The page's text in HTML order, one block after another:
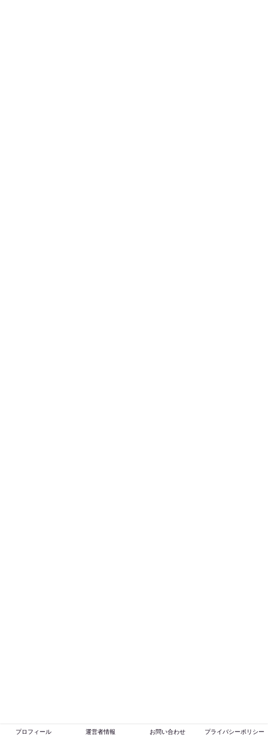
プロフィール 運営者情報 お問い合わせ プライバシーポリシー